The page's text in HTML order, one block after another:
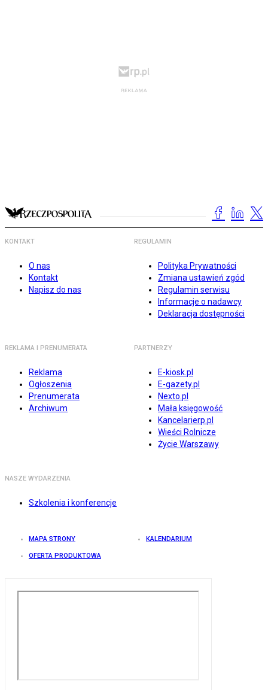
KONTAKT
O nas
Kontakt
Napisz do nas
REGULAMIN
Polityka Prywatności
Zmiana ustawień zgód
Regulamin serwisu
Informacje o nadawcy
Deklaracja dostępności
REKLAMA I PRENUMERATA
Reklama
Ogłoszenia
Prenumerata
Archiwum
PARTNERZY
E-kiosk.pl
E-gazety.pl
Nexto.pl
Mała księgowość
Kancelarierp.pl
Wieści Rolnicze
Życie Warszawy
NASZE WYDARZENIA
Szkolenia i konferencje
MAPA STRONY KALENDARIUM
OFERTA PRODUKTOWA